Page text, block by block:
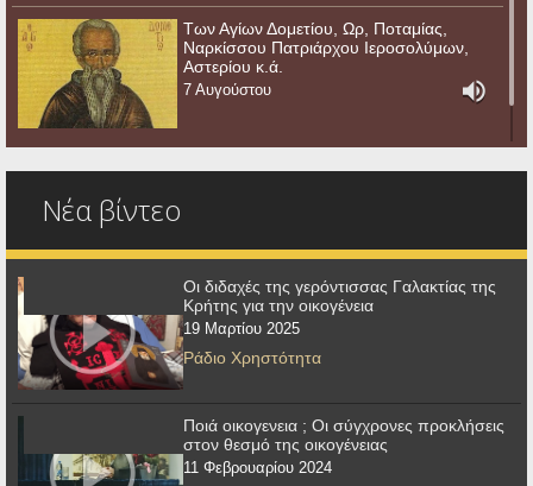
Των Αγίων Δομετίου, Ωρ, Ποταμίας,
Ναρκίσσου Πατριάρχου Ιεροσολύμων,
Αστερίου κ.ά.
7 Αυγούστου
Νέα βίντεο
Οι διδαχές της γερόντισσας Γαλακτίας της
Κρήτης για την οικογένεια
19 Μαρτίου 2025
Ράδιο Χρηστότητα
Ποιά οικογενεια ; Οι σύγχρονες προκλήσεις
στον θεσμό της οικογένειας
11 Φεβρουαρίου 2024